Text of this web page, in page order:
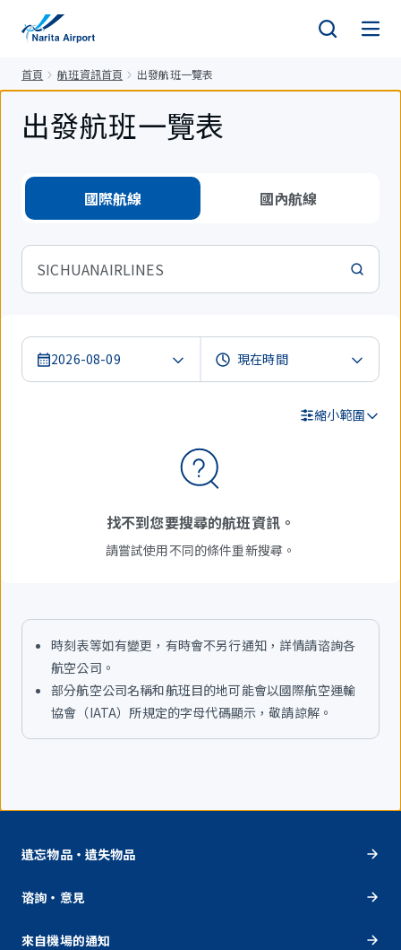
首頁 航班資訊首頁 出發航班一覽表
出發航班一覽表
國際航線 國內航線
SICHUANAIRLINES
2026-08-09
縮小範圍
找不到您要搜尋的航班資訊。
請嘗試使用不同的條件重新搜尋。
時刻表等如有變更，有時會不另行通知，詳情請谘詢各
航空公司。
部分航空公司名稱和航班目的地可能會以國際航空運輸
協會（IATA）所規定的字母代碼顯示，敬請諒解。
遺忘物品・遺失物品
谘詢・意見
來自機場的通知